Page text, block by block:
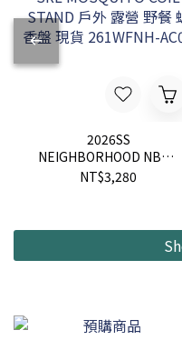
2026SS
NEIGHBORHOOD NBHD
SRL MOSQUITO COIL
STAND 戶外 露營 野餐 蚊
NT$3,280